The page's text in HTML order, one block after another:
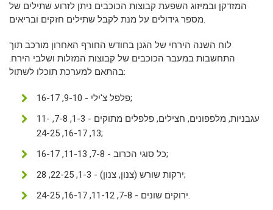
המזדקן ובמיזוג השפעת קבוצות הכוכבים ניתן לזרוע שתילים של
מספר גידולים על מנת לקבל שתילים חזקים ובריאים.
לוח השנה הירחי של הגנן בחודש החורף האחרון מורכב תוך
התחשבות במעבר הכוכבים של קבוצות המזלות ושלבי הירח.
בהתאם למערכת תוכלו לשתול:
פלפל צ'ילי - 9-10, 16-17;
עגבניות, מלפפונים, חצילים, פלפלים מתוקים - 1-3, 7-8, 11-
13, 16-17, 24-25;
כל סוגי הכרוב - 7-8, 11-13, 16-17;
ירקות שורש (צנון, צנון) - 1-3, 22-25, 28;
ירוקים שונים - 7-8, 11-12, 16-17, 24-25.